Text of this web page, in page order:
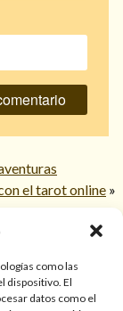
como las
dispositivo. El
datos como el
el tarot online »
cartas, hechizos,